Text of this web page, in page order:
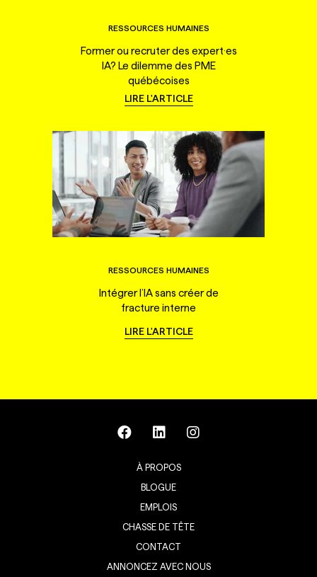
RESSOURCES HUMAINES
Former ou recruter des expert·es
IA? Le dilemme des PME
québécoises
LIRE L'ARTICLE
RESSOURCES HUMAINES
Intégrer l’IA sans créer de
fracture interne
LIRE L'ARTICLE
À PROPOS
BLOGUE
EMPLOIS
CHASSE DE TÊTE
CONTACT
ANNONCEZ AVEC NOUS